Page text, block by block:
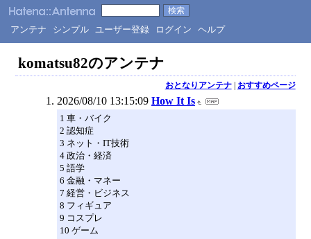
アンテナ シンプル ユーザー登録 ログイン ヘルプ
komatsu82のアンテナ
おとなりアンテナ| おすすめページ
2026/08/10 13:15:09 How It Is
1 車・バイク
2 認知症
3 ネット・IT技術
4 政治・経済
5 語学
6 金融・マネー
7 経営・ビジネス
8 フィギュア
9 コスプレ
10 ゲーム